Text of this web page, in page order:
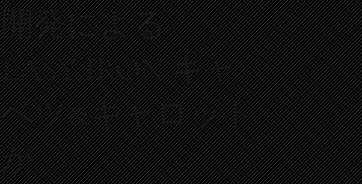
開発による
EASY IRON キャ
ベツ&キャロット
が